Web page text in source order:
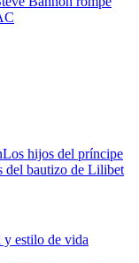
Los hijos del príncipe
del bautizo de Lilibet